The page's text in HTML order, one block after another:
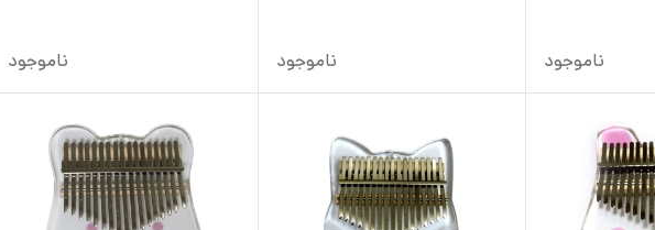
ناموجود ناموجود ناموجود